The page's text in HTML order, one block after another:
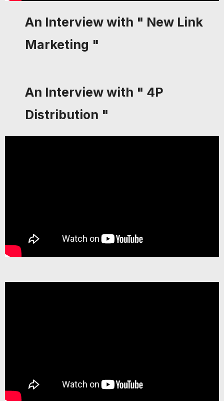
An Interview with " New Link
Marketing "
An Interview with " 4P
Distribution "